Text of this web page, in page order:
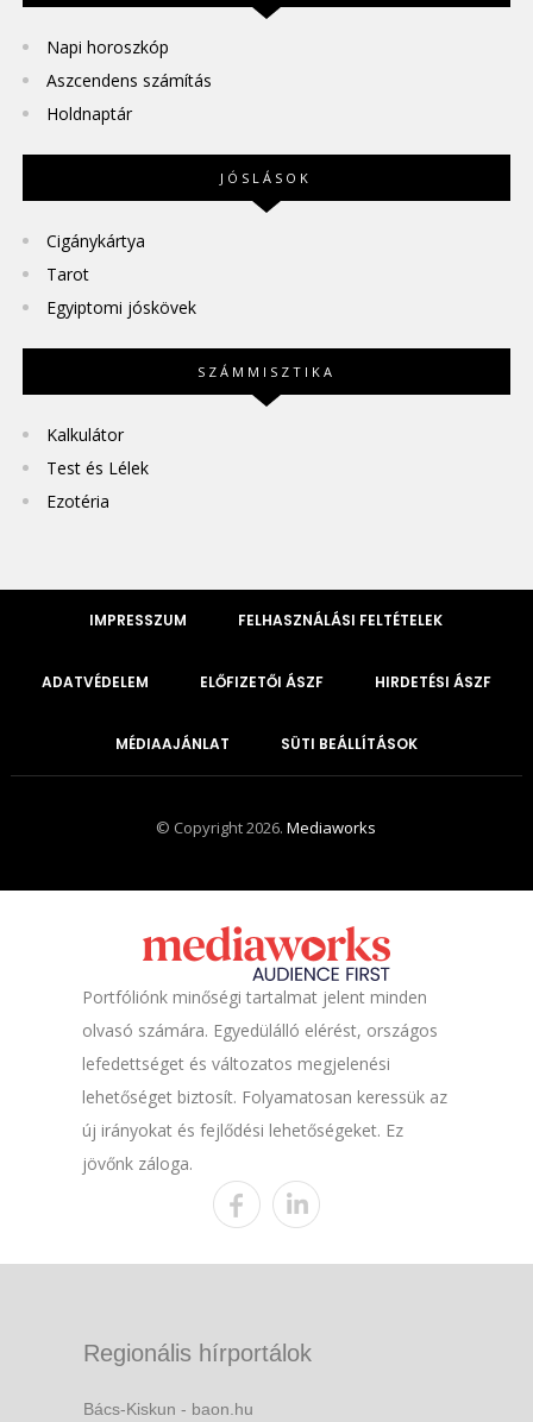
Napi horoszkóp
Aszcendens számítás
Holdnaptár
JÓSLÁSOK
Cigánykártya
Tarot
Egyiptomi jóskövek
SZÁMMISZTIKA
Kalkulátor
Test és Lélek
Ezotéria
IMPRESSZUM FELHASZNÁLÁSI FELTÉTELEK
ADATVÉDELEM ELŐFIZETŐI ÁSZF HIRDETÉSI ÁSZF
MÉDIAAJÁNLAT SÜTI BEÁLLÍTÁSOK
© Copyright 2026.Mediaworks
Portfóliónk minőségi tartalmat jelent minden
olvasó számára. Egyedülálló elérést, országos
lefedettséget és változatos megjelenési
lehetőséget biztosít. Folyamatosan keressük az
új irányokat és fejlődési lehetőségeket. Ez
jövőnk záloga.
Regionális hírportálok
Bács-Kiskun - baon.hu